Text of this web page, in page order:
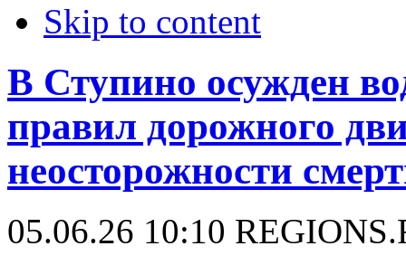
Skip to content
В Ступино осужден
правил дорожного
неосторожности
05.06.26 10:10